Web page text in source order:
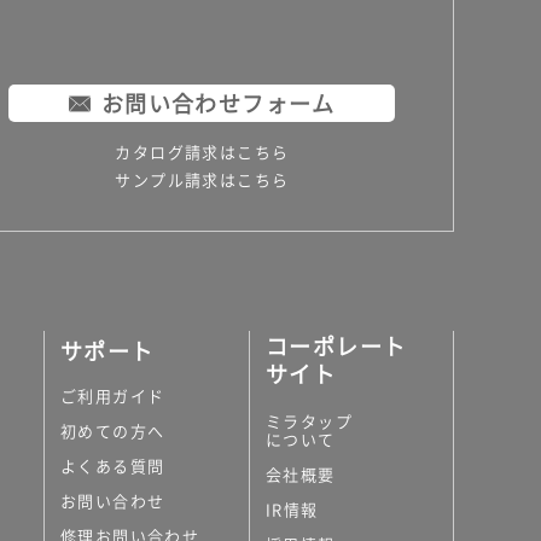
お問い合わせフォーム
カタログ請求はこちら
サンプル請求はこちら
サポート
ご利用ガイド
初めての方へ
よくある質問
お問い合わせ
修理お問い合わせ
コーポレート
サイト
ミラタップ
について
会社概要
IR情報